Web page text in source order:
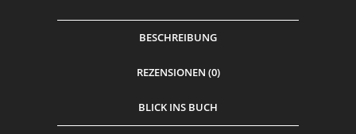
BESCHREIBUNG
REZENSIONEN (0)
BLICK INS BUCH